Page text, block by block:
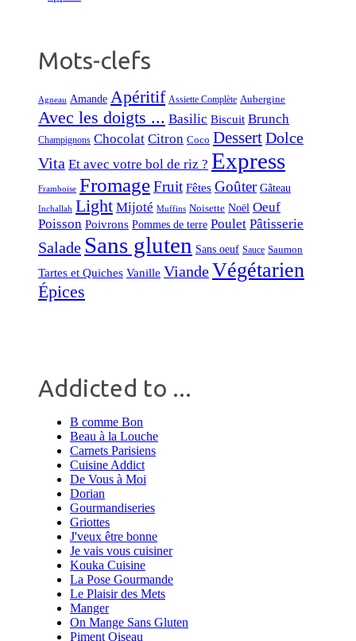
Mots-clefs
Agneau Amande Apéritif Assiette Complète Aubergine
Avec les doigts ... Basilic Biscuit Brunch
Champignons Chocolat Citron Coco DessertDolce
Vita Et avec votre bol de riz ? Express
Framboise FromageFruit Fêtes Goûter Gâteau
Inchallah Light Mijoté Muffins Noisette Noël Oeuf
Poisson Poivrons Pommes de terre Poulet Pâtisserie
Salade Sans gluten Sans oeuf Sauce Saumon
Tartes et Quiches Vanille ViandeVégétarien
Épices
Addicted to ...
B comme Bon
Beau à la Louche
Carnets Parisiens
Cuisine Addict
De Vous à Moi
Dorian
Gourmandiseries
Griottes
J'veux être bonne
Je vais vous cuisiner
Kouka Cuisine
La Pose Gourmande
Le Plaisir des Mets
Manger
On Mange Sans Gluten
Piment Oiseau